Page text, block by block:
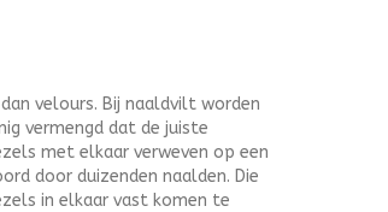
velours. Bij naaldvilt worden
vermengd dat de juiste
met elkaar verweven op een
door duizenden naalden. Die
in elkaar vast komen te